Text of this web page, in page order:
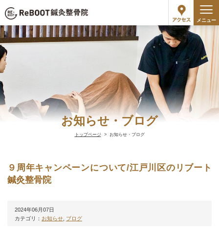
お知らせ・ブログ
トップページ お知らせ・ブログ
９周年キャンペーンについて/江戸川区のリブート
鍼灸整骨院
2024年06月07日
カテゴリ： お知らせ ブログ
メニュー